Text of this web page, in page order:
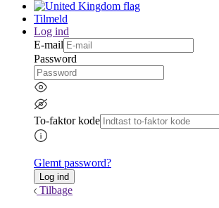
Tilmeld
Log ind
E-mail
Password
To-faktor kode
Glemt password?
Tilbage